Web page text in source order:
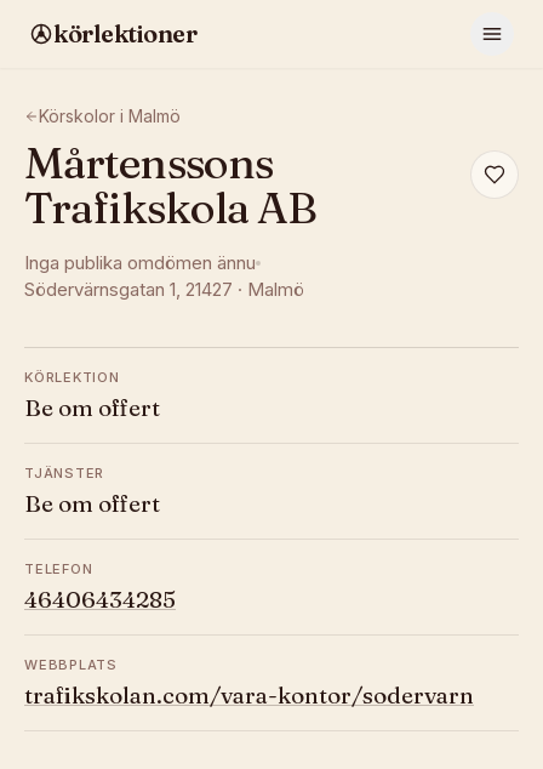
körlektioner
Körskolor i Malmö
Mårtenssons
Trafikskola AB
Inga publika omdömen ännu
Södervärnsgatan 1, 21427 · Malmö
KÖRLEKTION
Be om offert
TJÄNSTER
Be om offert
TELEFON
46406434285
WEBBPLATS
trafikskolan.com/vara-kontor/sodervarn